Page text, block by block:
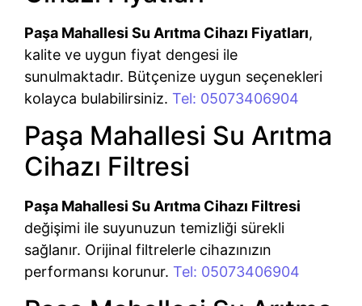
Paşa Mahallesi Su Arıtma Cihazı Fiyatları,
kalite ve uygun fiyat dengesi ile
sunulmaktadır. Bütçenize uygun seçenekleri
kolayca bulabilirsiniz. Tel: 05073406904
Paşa Mahallesi Su Arıtma
Cihazı Filtresi
Paşa Mahallesi Su Arıtma Cihazı Filtresi
değişimi ile suyunuzun temizliği sürekli
sağlanır. Orijinal filtrelerle cihazınızın
performansı korunur. Tel: 05073406904